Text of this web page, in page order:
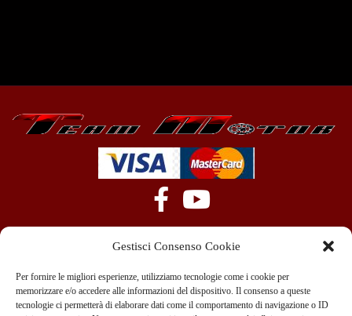
Gestisci Consenso Cookie
Per fornire le migliori esperienze, utilizziamo tecnologie come i cookie per
memorizzare e/o accedere alle informazioni del dispositivo. Il consenso a queste
tecnologie ci permetterà di elaborare dati come il comportamento di navigazione o ID